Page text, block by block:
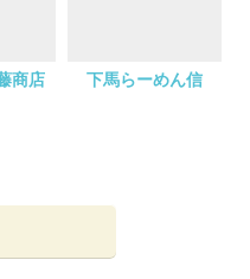
商店 下馬らーめん信